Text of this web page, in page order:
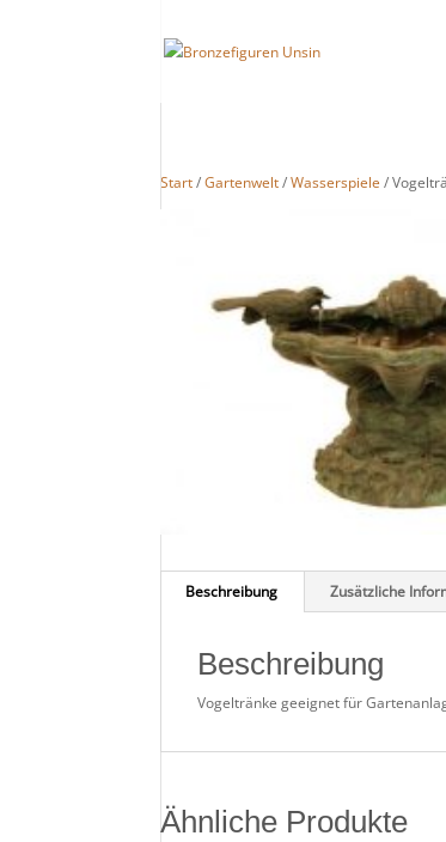
Start/Gartenwelt/Wasserspiele /
Beschreibung Zusätzliche
Beschreibung
Vogeltränke geeignet für
Ähnliche Produkte